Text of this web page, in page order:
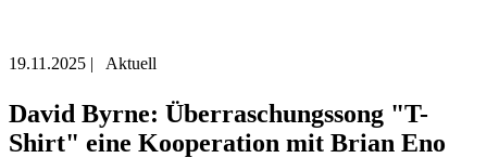
19.11.2025 | Aktuell
David Byrne: Überraschungssong "T-
Shirt" eine Kooperation mit Brian Eno